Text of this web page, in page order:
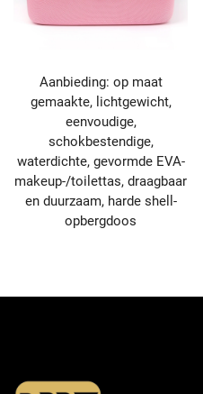
Aanbieding: op maat
gemaakte, lichtgewicht,
eenvoudige,
schokbestendige,
waterdichte, gevormde EVA-
makeup-/toilettas, draagbaar
en duurzaam, harde shell-
opbergdoos